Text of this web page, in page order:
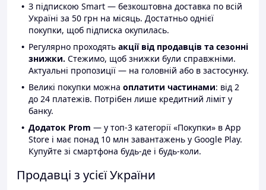
З підпискою Smart — безкоштовна доставка по всій
Україні за 50 грн на місяць. Достатньо однієї
покупки, щоб підписка окупилась.
Регулярно проходять акції від продавців та сезонні
знижки. Стежимо, щоб знижки були справжніми.
Актуальні пропозиції — на головній або в застосунку.
Великі покупки можна оплатити частинами: від 2
до 24 платежів. Потрібен лише кредитний ліміт у
банку.
Додаток Prom — у топ-3 категорії «Покупки» в App
Store і має понад 10 млн завантажень у Google Play.
Купуйте зі смартфона будь-де і будь-коли.
Продавці з усієї України